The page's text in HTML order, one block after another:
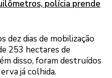
polícia prende
dez dias de mobilização
253 hectares de
disso, foram destruídos
já colhida.